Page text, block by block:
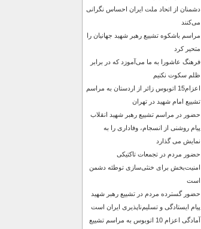
دشمنان از اتحاد ملت ایران احساس نگرانی
می‌کنند
مراسم باشکوه تشییع رهبر شهید جهانیان را
متحیر کرد
فرهنگ عاشورا به ما می‌آموزد که در برابر
ظلم سکوت نکنیم
اعزام15 اتوبوس زائر از اردستان به مراسم
تشییع امام شهید در تهران
حضور در مراسم تشییع رهبر شهید انقلاب
پیام روشنی از انسجام، وفاداری را به
نمایش می گذارد
حضور مردم در تجمعات تاکتیکی
امنیت‌بخش برای خنثی‌سازی توطئه دشمن
است
حضور گسترده مردم در تشییع رهبر شهید
پیام ایستادگی و تسلیم‌ناپذیری ایران است
آمادگی اعزام 10 اتوبوس به مراسم تشییع